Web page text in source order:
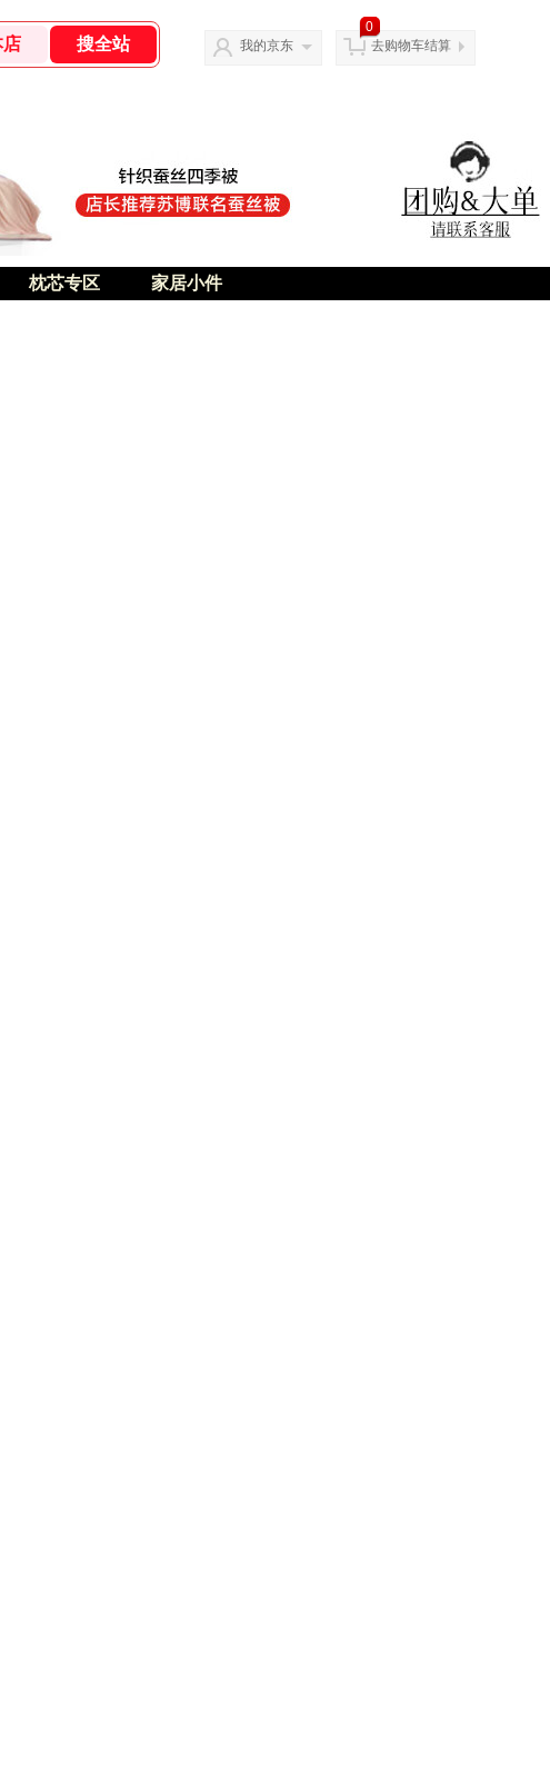
我的京东
0
去购物车结算
枕芯专区 家居小件